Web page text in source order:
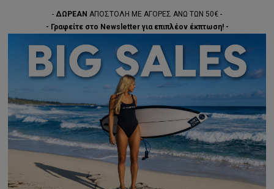
- ΔΩΡΕΑΝ ΑΠΟΣΤΟΛΗ ΜΕ ΑΓΟΡΕΣ ΑΝΩ ΤΩΝ 50€ -
- Γραφείτε στο Newsletter για επιπλέον έκπτωση! -